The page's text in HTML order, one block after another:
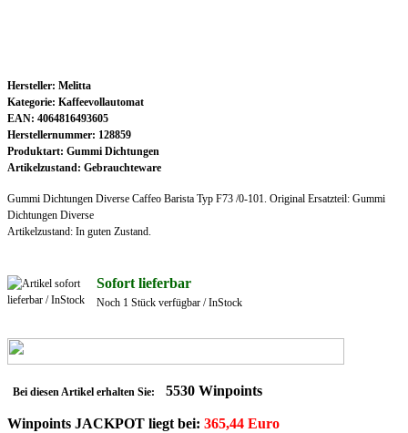
Hersteller: Melitta
Kategorie: Kaffeevollautomat
EAN: 4064816493605
Herstellernummer: 128859
Produktart: Gummi Dichtungen
Artikelzustand: Gebrauchteware
Gummi Dichtungen Diverse Caffeo Barista Typ F73 /0-101. Original Ersatzteil: Gummi
Dichtungen Diverse
Artikelzustand: In guten Zustand.
Sofort lieferbar
Noch 1 Stück verfügbar / InStock
Bei diesen Artikel erhalten Sie: 5530 Winpoints
Winpoints JACKPOT liegt bei: 365,44 Euro